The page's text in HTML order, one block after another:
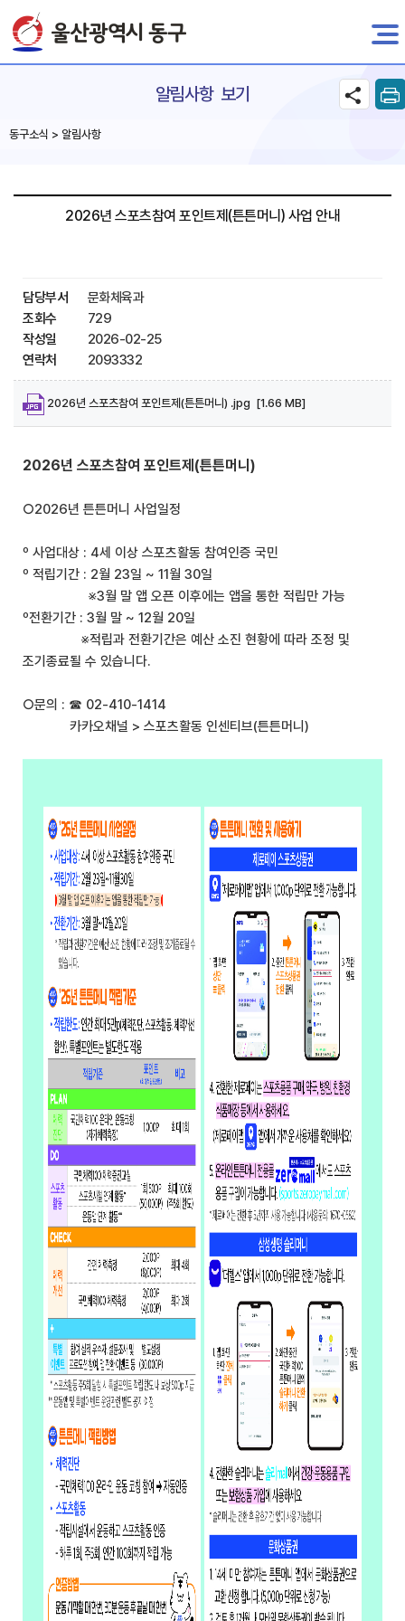
전자민원
알림사항 보기
동구소식 > 알림사항
2026년 스포츠참여 포인트제(튼튼머니) 사업 안내
담당부서
문화체육과
조회수
729
작성일
2026-02-25
연락처
2093332
2026년 스포츠참여 포인트제(튼튼머니) .jpg [1.66 MB]
2026년 스포츠참여 포인트제(튼튼머니)
○2026년 튼튼머니 사업일정
º 사업대상 : 4세 이상 스포츠활동 참여인증 국민
º 적립기간 : 2월 23일 ~ 11월 30일
※3월 말 앱 오픈 이후에는 앱을 통한 적립만 가능
º전환기간 : 3월 말 ~ 12월 20일
※적립과 전환기간은 예산 소진 현황에 따라 조정 및
조기종료될 수 있습니다.
○문의 : ☎ 02-410-1414
카카오채널 > 스포츠활동 인센티브(튼튼머니)